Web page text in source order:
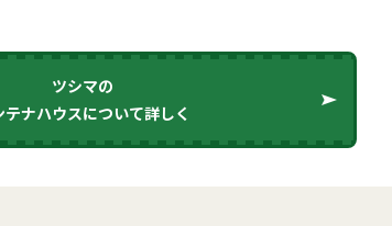
ツシマの
テナハウスについて詳しく